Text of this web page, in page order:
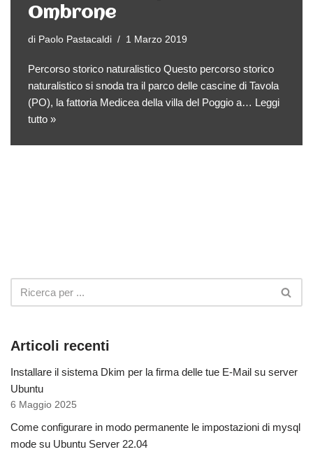
Ombrone
di Paolo Pastacaldi 1 Marzo 2019
Percorso storico naturalistico Questo percorso storico
naturalistico si snoda tra il parco delle cascine di Tavola
(PO), la fattoria Medicea della villa del Poggio a… Leggi
tutto »
Articoli recenti
Installare il sistema Dkim per la firma delle tue E-Mail su server
Ubuntu
6 Maggio 2025
Come configurare in modo permanente le impostazioni di mysql
mode su Ubuntu Server 22.04